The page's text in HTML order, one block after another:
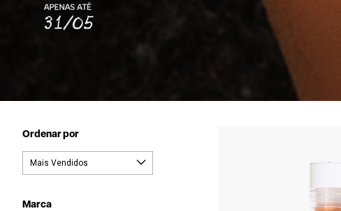
Ordenar por
Marca